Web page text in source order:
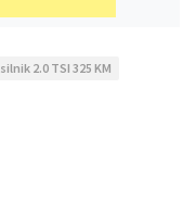
silnik 2.0 TSI 325 KM